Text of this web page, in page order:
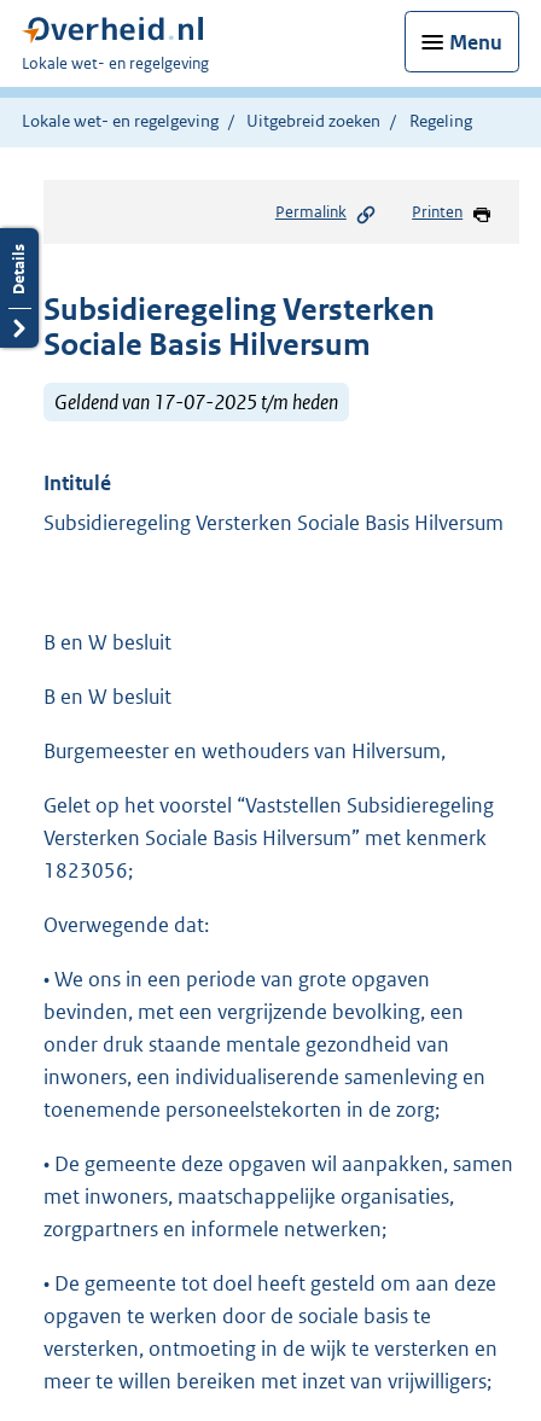
Menu
U
bent
hier:
Lokale wet- en regelgeving
Lokale wet- en regelgeving Uitgebreid zoeken Regeling
Permalink Printen
Subsidieregeling Versterken
Sociale Basis Hilversum
Geldend van 17-07-2025 t/m heden
Intitulé
Subsidieregeling Versterken Sociale Basis Hilversum
B en W besluit
B en W besluit
Burgemeester en wethouders van Hilversum,
Gelet op het voorstel “Vaststellen Subsidieregeling
Versterken Sociale Basis Hilversum” met kenmerk
1823056;
Overwegende dat:
• We ons in een periode van grote opgaven
bevinden, met een vergrijzende bevolking, een
onder druk staande mentale gezondheid van
inwoners, een individualiserende samenleving en
toenemende personeelstekorten in de zorg;
• De gemeente deze opgaven wil aanpakken, samen
met inwoners, maatschappelijke organisaties,
zorgpartners en informele netwerken;
• De gemeente tot doel heeft gesteld om aan deze
opgaven te werken door de sociale basis te
versterken, ontmoeting in de wijk te versterken en
meer te willen bereiken met inzet van vrijwilligers;